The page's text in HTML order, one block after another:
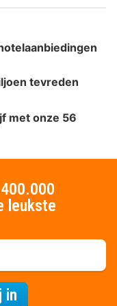
tevreden
met onze 56
leukste
in